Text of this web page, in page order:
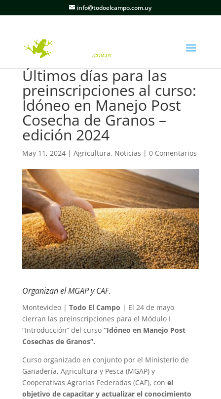
info@todoelcampo.com.uy
Últimos días para las
preinscripciones al curso:
Idóneo en Manejo Post
Cosecha de Granos –
edición 2024
May 11, 2024| Agricultura, Noticias | 0 Comentarios
Organizan el MGAP y CAF.
Montevideo | Todo El Campo | El 24 de mayo
cierran las preinscripciones para el Módulo I
“Introducción” del curso “Idóneo en Manejo Post
Cosechas de Granos”.
Curso organizado en conjunto por el Ministerio de
Ganadería, Agricultura y Pesca (MGAP) y
Cooperativas Agrarias Federadas (CAF), con el
objetivo de capacitar y actualizar el conocimiento